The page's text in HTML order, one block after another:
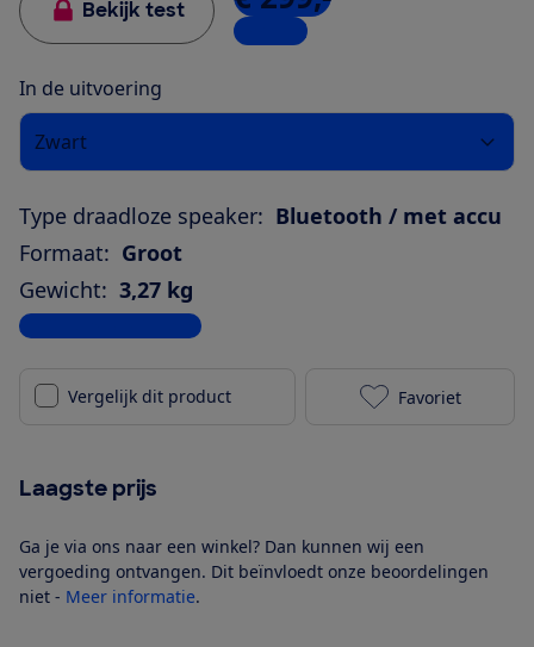
Bekijk test
1 winkel
In de uitvoering
Zwart
Type draadloze speaker: Bluetooth / met accu
Formaat: Groot
Gewicht: 3,27 kg
Bekijk alle specificaties
Vergelijk dit product Harman
Favoriet
Laagste prijs
Ga je via ons naar een winkel? Dan kunnen wij een
vergoeding ontvangen. Dit beïnvloedt onze beoordelingen
niet - Meer informatie.